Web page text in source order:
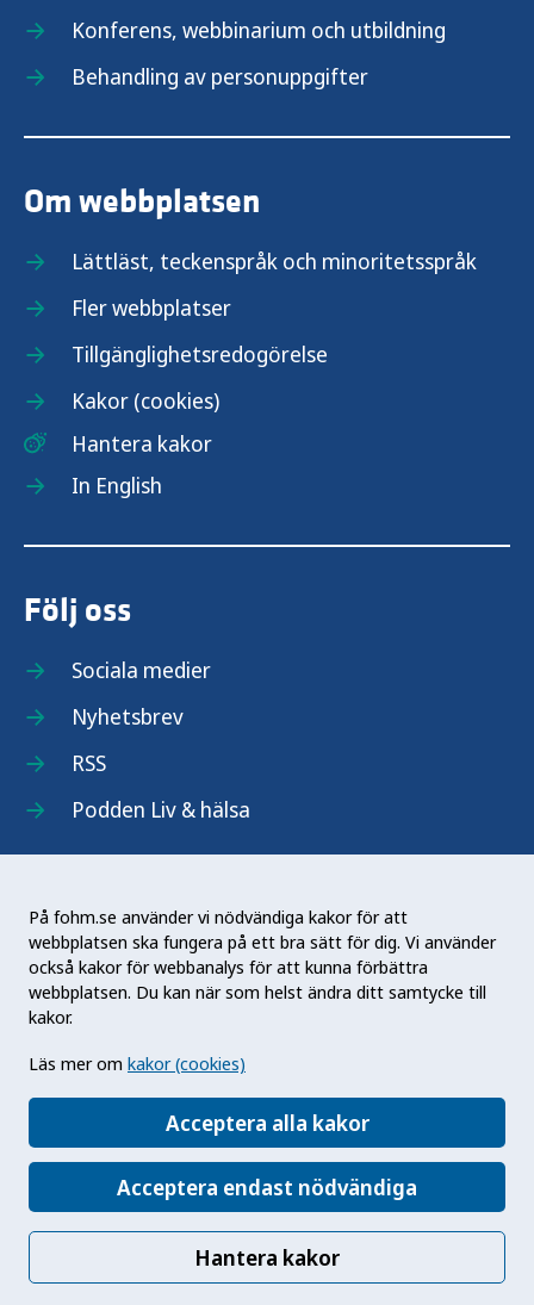
På fohm.se använder vi nödvändiga kakor för att
webbplatsen ska fungera på ett bra sätt för dig. Vi använder
också kakor för webbanalys för att kunna förbättra
webbplatsen. Du kan när som helst ändra ditt samtycke till
kakor.
Läs mer om kakor (cookies)
Acceptera alla kakor
Acceptera endast nödvändiga
Hantera kakor
Konferens, webbinarium och utbildning
Behandling av personuppgifter
Om webbplatsen
Lättläst, teckenspråk och minoritetsspråk
Fler webbplatser
Tillgänglighetsredogörelse
Kakor (cookies)
Hantera kakor
In English
Följ oss
Sociala medier
Nyhetsbrev
RSS
Podden Liv & hälsa
Folkhälsomyndigheten (Fohm) är en nationell
kunskapsmyndighet som arbetar för en bättre
folkhälsa. Det gör myndigheten genom att
främja hälsa, förebygga ohälsa och skydda mot
hälsohot. Vår vision är en folkhälsa som stärker
samhällets utveckling.